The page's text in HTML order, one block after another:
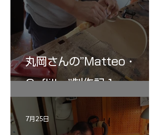
丸岡さんの”Matteo・
Gofliller”制作記１
7月25日